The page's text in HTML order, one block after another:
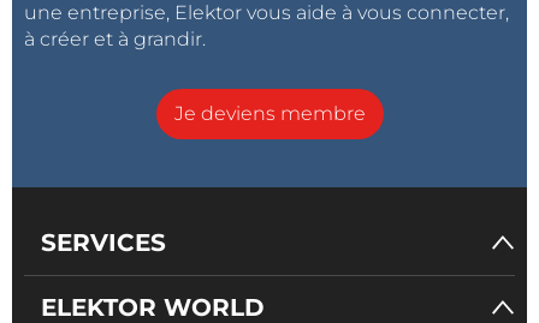
une entreprise, Elektor vous aide à vous connecter,
à créer et à grandir.
Je deviens membre
SERVICES
ELEKTOR WORLD